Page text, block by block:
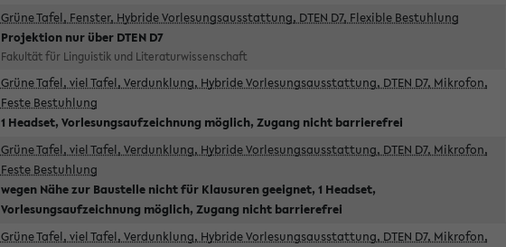
Grüne Tafel, Fenster, Hybride Vorlesungsausstattung, DTEN D7, Flexible Bestuhlung
Projektion nur über DTEN D7
Fakultät für Linguistik und Literaturwissenschaft
Grüne Tafel, viel Tafel, Verdunklung, Hybride Vorlesungsausstattung, DTEN D7, Mikrofon,
Feste Bestuhlung
1 Headset, Vorlesungsaufzeichnung möglich, Zugang nicht barrierefrei
Grüne Tafel, viel Tafel, Verdunklung, Hybride Vorlesungsausstattung, DTEN D7, Mikrofon,
Feste Bestuhlung
wegen Nähe zur Baustelle nicht für Klausuren geeignet, 1 Headset,
Vorlesungsaufzeichnung möglich, Zugang nicht barrierefrei
Grüne Tafel, viel Tafel, Verdunklung, Hybride Vorlesungsausstattung, DTEN D7, Mikrofon,